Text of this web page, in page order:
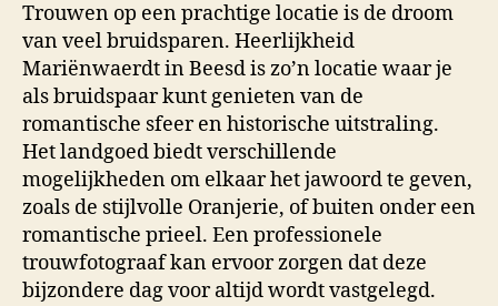
Trouwen op een prachtige locatie is de droom
van veel bruidsparen. Heerlijkheid
Mariënwaerdt in Beesd is zo’n locatie waar je
als bruidspaar kunt genieten van de
romantische sfeer en historische uitstraling.
Het landgoed biedt verschillende
mogelijkheden om elkaar het jawoord te geven,
zoals de stijlvolle Oranjerie, of buiten onder een
romantische prieel. Een professionele
trouwfotograaf kan ervoor zorgen dat deze
bijzondere dag voor altijd wordt vastgelegd.